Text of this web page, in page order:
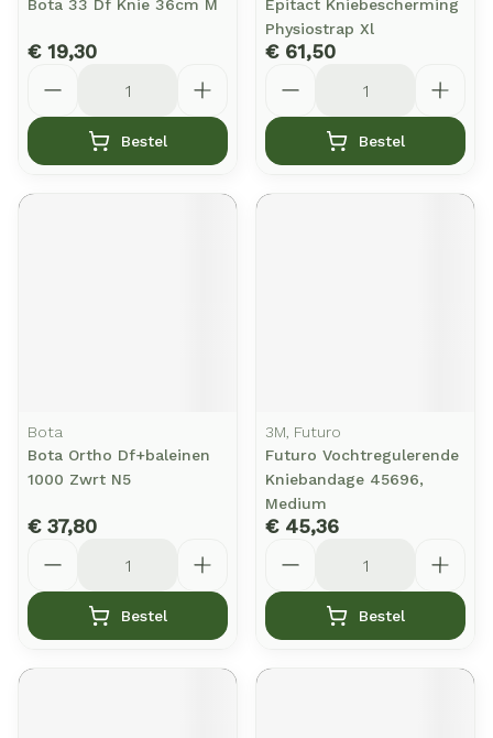
Bota 33 Df Knie 36cm M
€ 19,30
Bestel
Epitact Kniebescherming
Physiostrap Xl
€ 61,50
Bestel
Bota
Bota Ortho Df+baleinen
1000 Zwrt N5
€ 37,80
Bestel
3M, Futuro
Futuro Vochtregulerende
Kniebandage 45696,
Medium
€ 45,36
Bestel